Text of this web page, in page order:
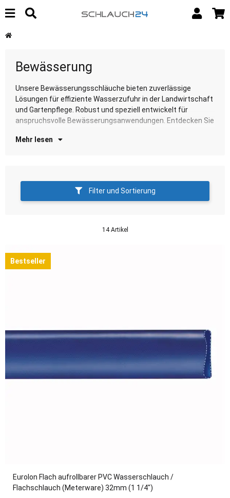
Bewässerung
Unsere Bewässerungsschläuche bieten zuverlässige
Lösungen für effiziente Wasserzufuhr in der Landwirtschaft
und Gartenpflege. Robust und speziell entwickelt für
anspruchsvolle Bewässerungsanwendungen. Entdecken Sie
unsere Auswahl für optimale Bewässerung in jeder
Mehr lesen
Filter und Sortierung
14 Artikel
Bestseller
Eurolon Flach aufrollbarer PVC Wasserschlauch /
Flachschlauch (Meterware) 32mm (1 1/4")